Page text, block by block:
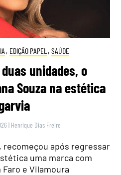
, EDIÇÃO PAPEL , SAÚDE
unidades, o
Souza na estética
| Henrique Dias Freire
recomeçou após regressar
uma marca com
e Vilamoura